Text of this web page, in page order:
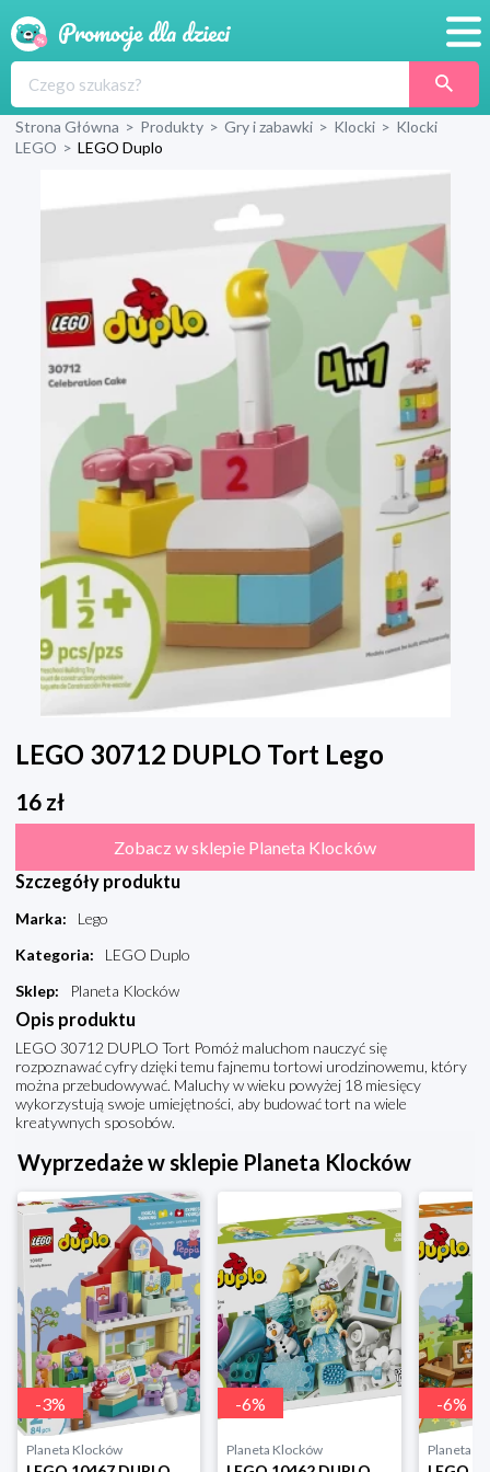
Produkty
Sklepy
Wyprawka
Strona Główna > Produkty > Gry i zabawki > Klocki > Klocki
LEGO > LEGO Duplo
LEGO 30712 DUPLO Tort Lego
16 zł
Zobacz w sklepie Planeta Klocków
Szczegóły produktu
Marka:
Lego
Kategoria:
LEGO Duplo
Sklep: Planeta Klocków
Opis produktu
LEGO 30712 DUPLO Tort Pomóż maluchom nauczyć się
rozpoznawać cyfry dzięki temu fajnemu tortowi urodzinowemu, który
można przebudowywać. Maluchy w wieku powyżej 18 miesięcy
wykorzystują swoje umiejętności, aby budować tort na wiele
kreatywnych sposobów.
Wyprzedaże w sklepie Planeta Klocków
-3%
Planeta Klocków
-6%
Planeta Klocków
-6%
Planeta